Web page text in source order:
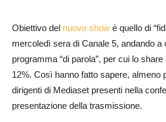
Obiettivo del nuovo show è quello di
mercoledì sera di Canale 5, andando a
programma “di parola”, per cui lo
12%. Così hanno fatto sapere, almeno
dirigenti di Mediaset presenti nella
presentazione della trasmissione.